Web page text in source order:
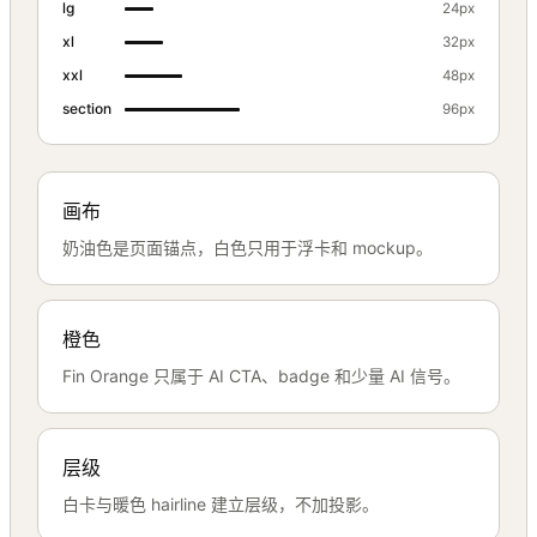
lg 24px
xl 32px
xxl 48px
section 96px
画布
奶油色是页面锚点，白色只用于浮卡和 mockup。
橙色
Fin Orange 只属于 AI CTA、badge 和少量 AI 信号。
层级
白卡与暖色 hairline 建立层级，不加投影。